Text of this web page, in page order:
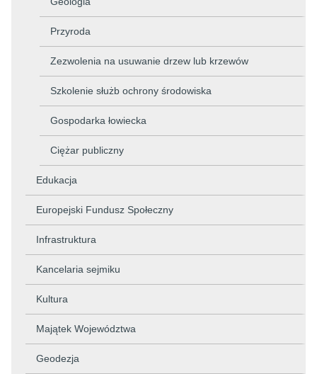
Przyroda
Zezwolenia na usuwanie drzew lub krzewów
Szkolenie służb ochrony środowiska
Gospodarka łowiecka
Ciężar publiczny
Edukacja
Europejski Fundusz Społeczny
Infrastruktura
Kancelaria sejmiku
Kultura
Majątek Województwa
Geodezja